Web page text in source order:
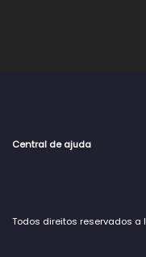
Central de ajuda
Todos direitos reservados